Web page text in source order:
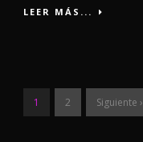
LEER MÁS...
1 2 Siguiente ›